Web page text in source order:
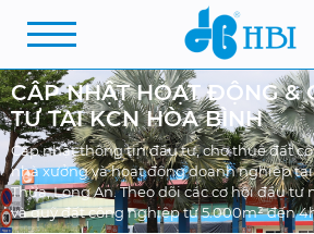
CẬP NHẬT HOẠT ĐỘNG &
TƯ TẠI KCN HÒA BÌNH
Cập nhật thông tin đầu tư, cho thuê đất
nhà xưởng và hoạt động doanh nghiệp tại
Thừa, Long An. Theo dõi các cơ hội đầu
và quỹ đất công nghiệp từ 5.000m² đến